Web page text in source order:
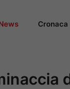
Cronaca